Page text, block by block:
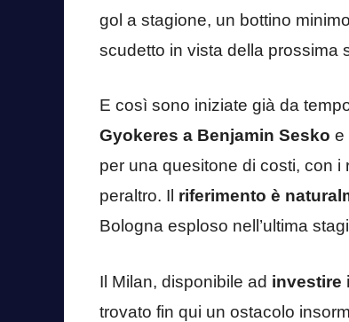
gol a stagione, un bottino
scudetto in vista della prossima
E così sono iniziate già da
Gyokeres a Benjamin Sesko e
per una quesitone di costi, con
peraltro. Il riferimento è
Bologna esploso nell’ultima
Il Milan, disponibile ad investire
trovato fin qui un ostacolo